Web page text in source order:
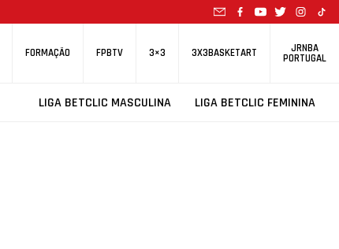
FORMAÇÃO FPBTV 3×3 3X3BASKETART JRNBA
PORTUGAL
LIGA BETCLIC MASCULINA LIGA BETCLIC FEMININA